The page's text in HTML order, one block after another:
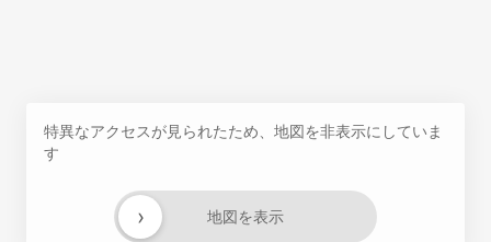
特異なアクセスが見られたため、地図を非表示にしていま
す
地図を表示
›